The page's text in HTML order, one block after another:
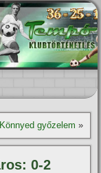
győzelem »
0-2